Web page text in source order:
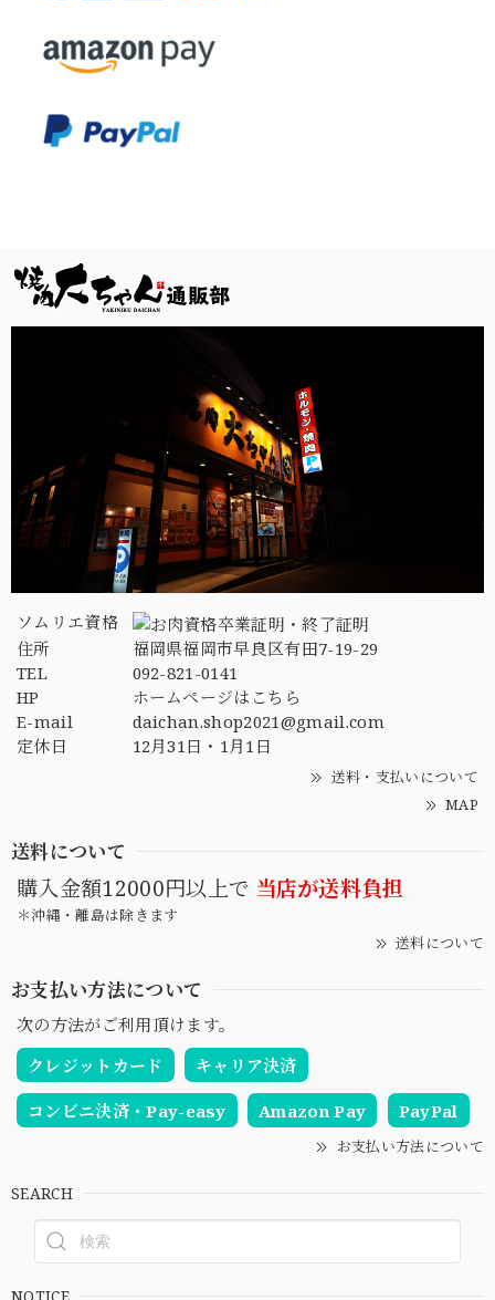
ソムリエ資格
住所
福岡県福岡市早良区有田7-19-29
TEL
092-821-0141
HP
ホームページはこちら
E-mail
daichan.shop2021@gmail.com
定休日
12月31日・1月1日
送料・支払いについて
MAP
送料について
購入金額12000円以上で 当店が送料負担
＊沖縄・離島は除きます
送料について
お支払い方法について
次の方法がご利用頂けます。
クレジットカード
キャリア決済
コンビニ決済・Pay-easy Amazon Pay PayPal
お支払い方法について
SEARCH